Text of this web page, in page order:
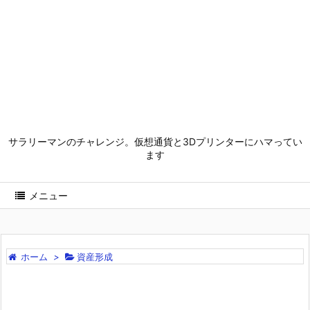
サラリーマンのチャレンジ。仮想通貨と3Dプリンターにハマってい
ます
メニュー
ホーム > 資産形成